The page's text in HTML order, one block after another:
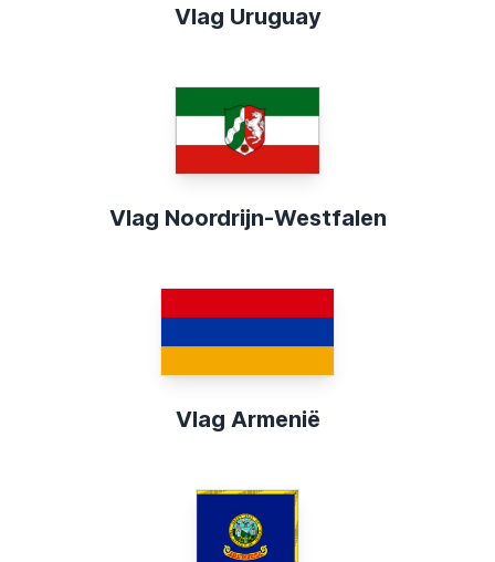
Vlag Uruguay
Vlag Noordrijn-Westfalen
Vlag Armenië